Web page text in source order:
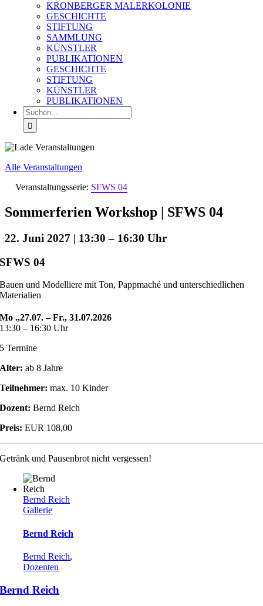
KRONBERGER MALERKOLONIE
GESCHICHTE
STIFTUNG
SAMMLUNG
KÜNSTLER
PUBLIKATIONEN
GESCHICHTE
STIFTUNG
KÜNSTLER
PUBLIKATIONEN
Suche
nach:
Alle Veranstaltungen
Veranstaltungsserie: SFWS 04
Sommerferien Workshop | SFWS 04
22. Juni 2027 | 13:30 – 16:30
SFWS 04
Bauen und Modelliere mit Ton, Pappmaché und unterschiedlichen
Materialien
Mo .,27.07. – Fr., 31.07.2026
13:30 – 16:30 Uhr
5 Termine
Alter: ab 8 Jahre
Teilnehmer: max. 10 Kinder
Dozent: Bernd Reich
Preis: EUR 108,00
Getränk und Pausenbrot nicht vergessen!
Bernd Reich
Gallerie
Bernd Reich
Bernd Reich,
Dozenten
Bernd Reich